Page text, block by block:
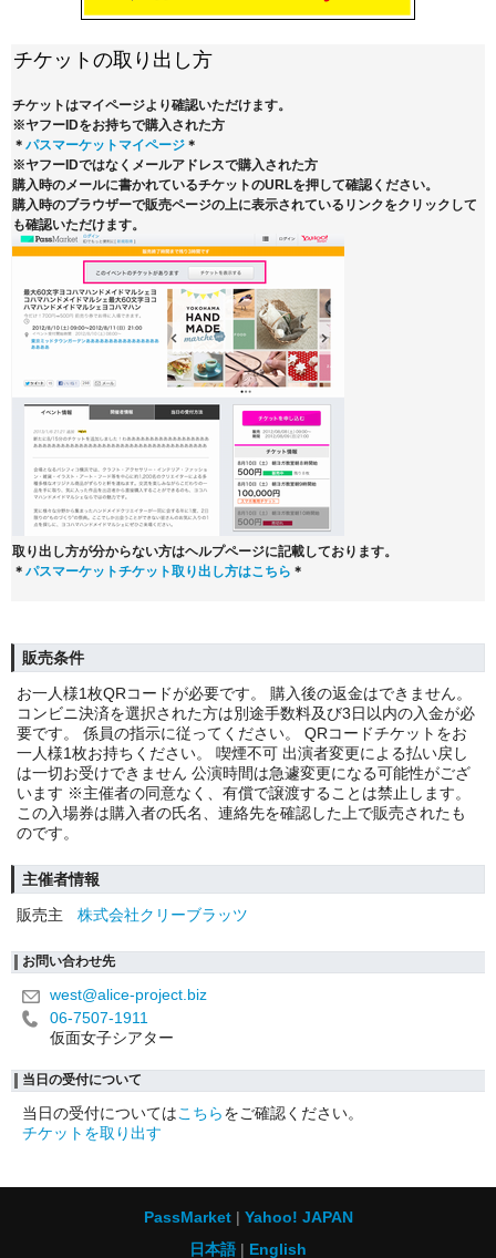
チケットの取り出し方
チケットはマイページより確認いただけます。
※ヤフーIDをお持ちで購入された方
＊ パスマーケットマイページ ＊
※ヤフーIDではなくメールアドレスで購入された方
購入時のメールに書かれているチケットのURLを押して確認ください。
購入時のブラウザーで販売ページの上に表示されているリンクをクリックして
も確認いただけます。
取り出し方が分からない方はヘルプページに記載しております。
＊ パスマーケットチケット取り出し方はこちら ＊
販売条件
お一人様1枚QRコードが必要です。 購入後の返金はできません。
コンビニ決済を選択された方は別途手数料及び3日以内の入金が必
要です。 係員の指示に従ってください。 QRコードチケットをお
一人様1枚お持ちください。 喫煙不可 出演者変更による払い戻し
は一切お受けできません 公演時間は急遽変更になる可能性がござ
います ※主催者の同意なく、有償で譲渡することは禁止します。
この入場券は購入者の氏名、連絡先を確認した上で販売されたも
のです。
主催者情報
販売主
株式会社クリーブラッツ
お問い合わせ先
west@alice-project.biz
06-7507-1911
仮面女子シアター
当日の受付について
当日の受付についてはこちらをご確認ください。
チケットを取り出す
PassMarket
Yahoo! JAPAN
日本語
English